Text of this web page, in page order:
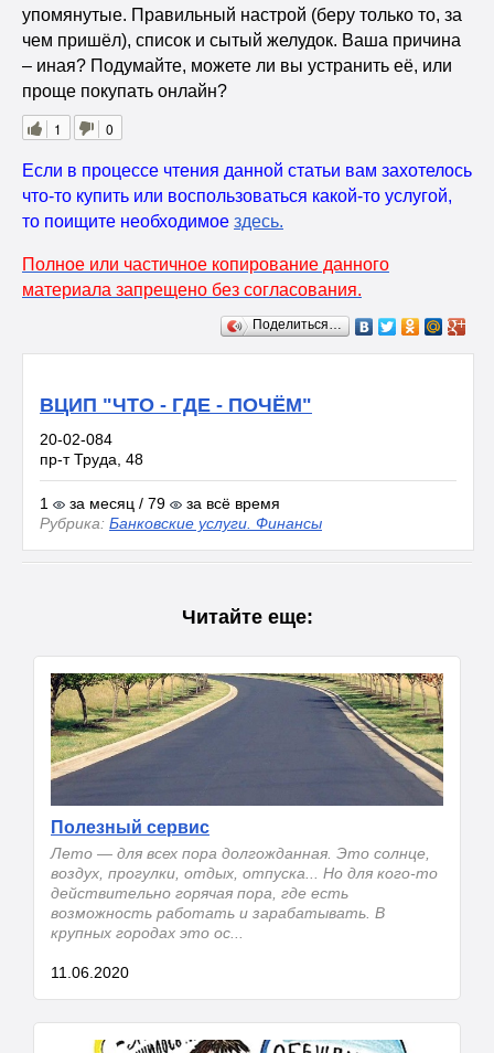
упомянутые. Правильный настрой (беру только то, за
чем пришёл), список и сытый желудок. Ваша причина
– иная? Подумайте, можете ли вы устранить её, или
проще покупать онлайн?
1
0
Если в процессе чтения данной статьи вам захотелось
что-то купить или воспользоваться какой-то услугой,
то поищите необходимое здесь.
Полное или частичное копирование данного
материала запрещено без согласования.
Поделиться…
ВЦИП "ЧТО - ГДЕ - ПОЧЁМ"
20-02-084
пр-т Труда, 48
1 за месяц / 79
за всё время
Рубрика: Банковские услуги. Финансы
Читайте еще:
Полезный сервис
Лето — для всех пора долгожданная. Это солнце,
воздух, прогулки, отдых, отпуска... Но для кого-то
действительно горячая пора, где есть
возможность работать и зарабатывать. В
крупных городах это ос...
11.06.2020